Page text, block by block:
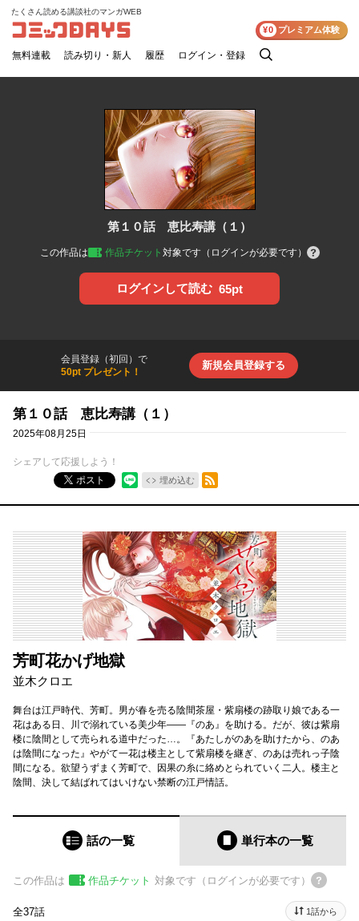
コミックDAYS
たくさん読める講談社のマンガWEB
無料連載 読み切り・新人 履歴 ログイン・登録
検
¥0 プレミアム体験
第１０話 恵比寿講（１）
この作品は 作品チケット 対象です（ログインが必要です）
ログインして読む 65pt
会員登録（初回）で
50pt プレゼント！
新規会員登録する
第１０話 恵比寿講（１）
2025年08月25日
シェアして応援しよう！
ポスト
埋め込む
RSSフィード
芳町花かげ地獄
並木クロエ
舞台は江戸時代、芳町。男が春を売る陰間茶屋・紫扇楼の跡取り娘である一
花はある日、川で溺れている美少年——『のあ』を助ける。だが、彼は紫扇
楼に陰間として売られる道中だった…。『あたしがのあを助けたから、のあ
は陰間になった』やがて一花は楼主として紫扇楼を継ぎ、のあは売れっ子陰
間になる。欲望うずまく芳町で、因果の糸に絡めとられていく二人。楼主と
陰間、決して結ばれてはいけない禁断の江戸情話。
話の一覧 単行本の一覧
この作品は 作品チケット 対象です（ログインが必要です）
全37話 1話から